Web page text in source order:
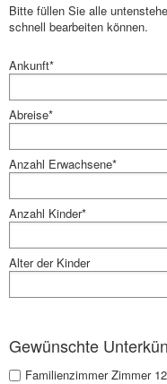
Bitte füllen Sie alle
schnell bearbeiten können.
Ankunft*
Abreise*
Anzahl Erwachsene*
Anzahl Kinder*
Alter der Kinder
Gewünschte
Familienzimmer Zimmer 12